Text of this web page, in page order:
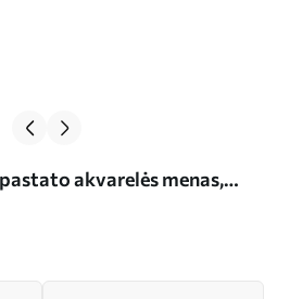
akvarelės menas,
ir medžių, lietingą dieną Nr